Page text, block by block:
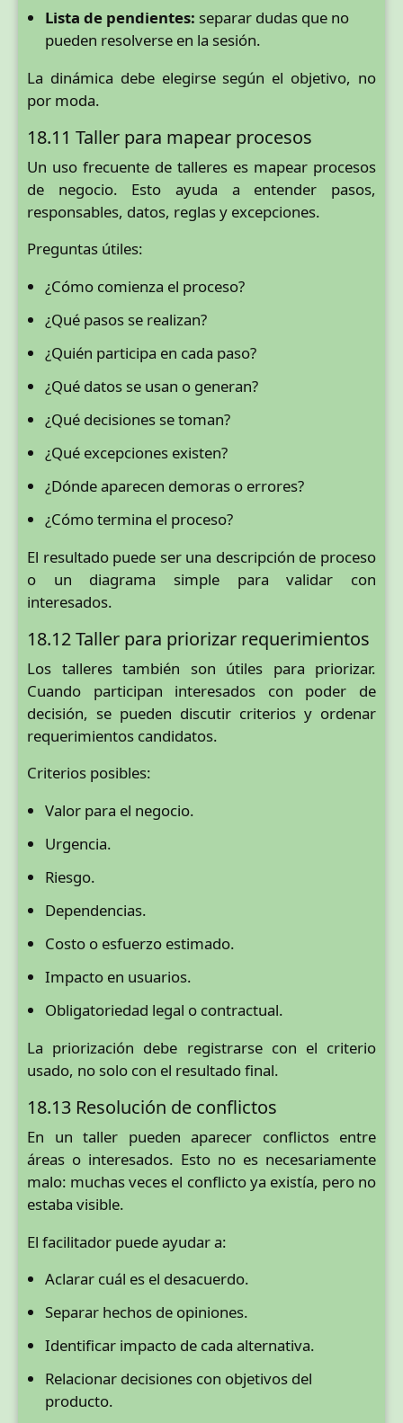
Lista de pendientes: separar dudas que no
pueden resolverse en la sesión.
La dinámica debe elegirse según el objetivo, no
por moda.
18.11 Taller para mapear procesos
Un uso frecuente de talleres es mapear procesos
de negocio. Esto ayuda a entender pasos,
responsables, datos, reglas y excepciones.
Preguntas útiles:
¿Cómo comienza el proceso?
¿Qué pasos se realizan?
¿Quién participa en cada paso?
¿Qué datos se usan o generan?
¿Qué decisiones se toman?
¿Qué excepciones existen?
¿Dónde aparecen demoras o errores?
¿Cómo termina el proceso?
El resultado puede ser una descripción de proceso
o un diagrama simple para validar con
interesados.
18.12 Taller para priorizar requerimientos
Los talleres también son útiles para priorizar.
Cuando participan interesados con poder de
decisión, se pueden discutir criterios y ordenar
requerimientos candidatos.
Criterios posibles:
Valor para el negocio.
Urgencia.
Riesgo.
Dependencias.
Costo o esfuerzo estimado.
Impacto en usuarios.
Obligatoriedad legal o contractual.
La priorización debe registrarse con el criterio
usado, no solo con el resultado final.
18.13 Resolución de conflictos
En un taller pueden aparecer conflictos entre
áreas o interesados. Esto no es necesariamente
malo: muchas veces el conflicto ya existía, pero no
estaba visible.
El facilitador puede ayudar a:
Aclarar cuál es el desacuerdo.
Separar hechos de opiniones.
Identificar impacto de cada alternativa.
Relacionar decisiones con objetivos del
producto.